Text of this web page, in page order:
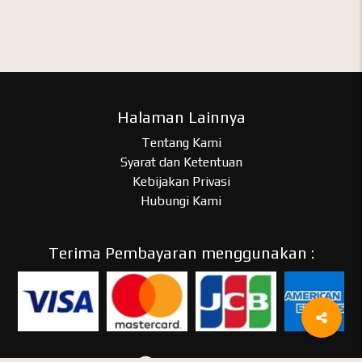
Halaman Lainnya
Tentang Kami
Syarat dan Ketentuan
Kebijakan Privasi
Hubungi Kami
Terima Pembayaran menggunakan :